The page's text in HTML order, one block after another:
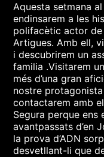
Aquesta setmana
endinsarem a les
polifacètic actor de
Artigues. Amb ell,
i descubrirem un
familia .Visitarem
més d’una gran
nostre
contactarem amb
Segura perque
avantpassats d’en
la prova d’ADN
desvetllant-li que